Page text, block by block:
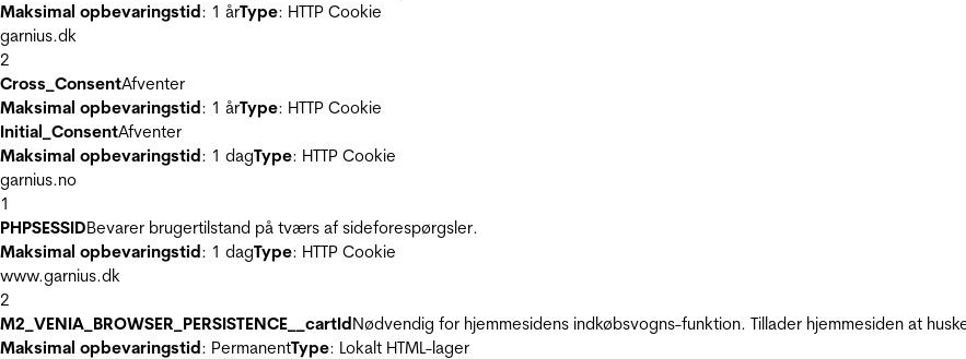
Maksimal opbevaringstid: 1 årType: HTTP Cookie
garnius.dk
2
Cross_ConsentAfventer
Maksimal opbevaringstid: 1 årType: HTTP Cookie
Initial_ConsentAfventer
Maksimal opbevaringstid: 1 dagType: HTTP Cookie
garnius.no
1
PHPSESSIDBevarer brugertilstand på tværs af sideforespørgsler.
Maksimal opbevaringstid: 1 dagType: HTTP Cookie
www.garnius.dk
2
M2_VENIA_BROWSER_PERSISTENCE__cartIdNødvendig for hjemmesidens indkøbsvogns-funktion. Tillader hjemmesiden at
Maksimal opbevaringstid: PermanentType: Lokalt HTML-lager